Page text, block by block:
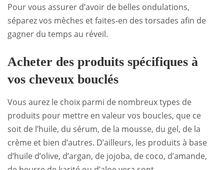
Pour vous assurer d’avoir de belles ondulations,
séparez vos mèches et faites-en des torsades afin de
gagner du temps au réveil.
Acheter des produits spécifiques à
vos cheveux bouclés
Vous aurez le choix parmi de nombreux types de
produits pour mettre en valeur vos boucles, que ce
soit de l’huile, du sérum, de la mousse, du gel, de la
crème et bien d’autres. D’ailleurs, les produits à base
d’huile d’olive, d’argan, de jojoba, de coco, d’amande,